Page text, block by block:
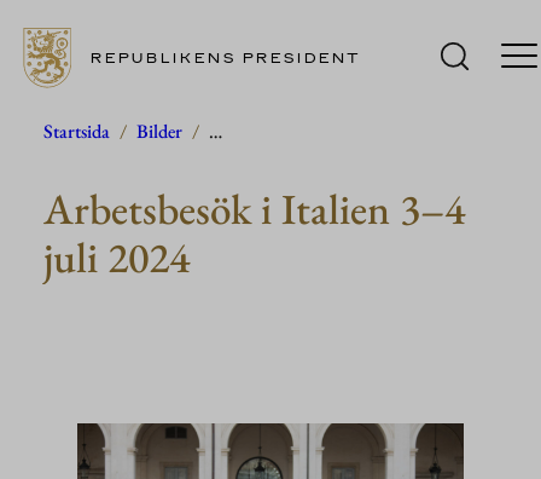
Hoppa
innehåll
REPUBLIKENS PRESIDENT
Startsida / Bilder / …
Arbetsbesök i Italien 3–4
juli 2024